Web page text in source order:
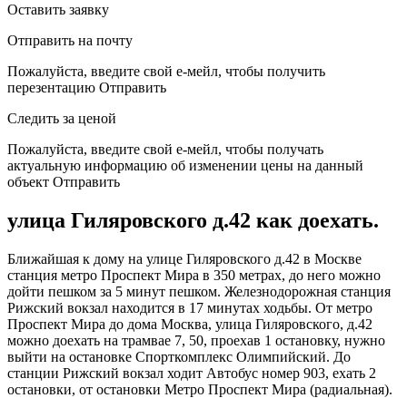
Оставить заявку
Отправить на почту
Пожалуйста, введите свой e-мейл, чтобы получить
перезентацию Отправить
Следить за ценой
Пожалуйста, введите свой e-мейл, чтобы получать
актуальную информацию об изменении цены на данный
объект Отправить
улица Гиляровского д.42 как доехать.
Ближайшая к дому на улице Гиляровского д.42 в Москве
станция метро Проспект Мира в 350 метрах, до него можно
дойти пешком за 5 минут пешком. Железнодорожная станция
Рижский вокзал находится в 17 минутах ходьбы. От метро
Проспект Мира до дома Москва, улица Гиляровского, д.42
можно доехать на трамвае 7, 50, проехав 1 остановку, нужно
выйти на остановке Спорткомплекс Олимпийский. До
станции Рижский вокзал ходит Автобус номер 903, ехать 2
остановки, от остановки Метро Проспект Мира (радиальная).